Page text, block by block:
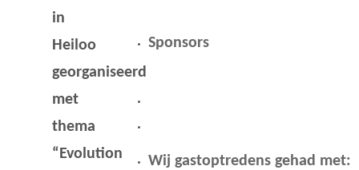
in
Heiloo
georganiseerd
met
thema
“Evolution
Sponsors
Wij gastoptredens gehad met: